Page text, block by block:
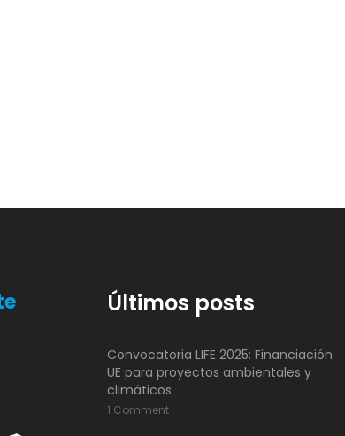
Últimos posts
Convocatoria LIFE 2025: Financiación
UE para proyectos ambientales y
climáticos
1 Comment